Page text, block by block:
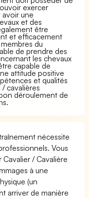
exercer
une
et des
être
et efficacement
du
de prendre des
les chevaux
capable de
attitude positive
et qualités
cavalières
déroulement de
nécessite
Vous
/ Cavalière
à une
(un
arriver de manière